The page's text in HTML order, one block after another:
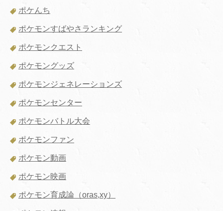
ポケんち
ポケモンすばやさランキング
ポケモンクエスト
ポケモングッズ
ポケモンジェネレーションズ
ポケモンセンター
ポケモンバトル大会
ポケモンファン
ポケモン動画
ポケモン映画
ポケモン育成論（oras,xy）